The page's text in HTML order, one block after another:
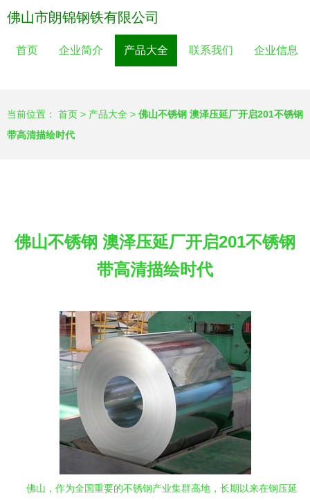
佛山市朗锦钢铁有限公司
首页 企业简介 产品大全 联系我们 企业信息
当前位置： 首页 > 产品大全 > 佛山不锈钢 澳泽压延厂开启201不锈钢
带高清描绘时代
佛山不锈钢 澳泽压延厂开启201不锈钢
带高清描绘时代
佛山，作为全国重要的不锈钢产业集群高地，长期以来在钢压延